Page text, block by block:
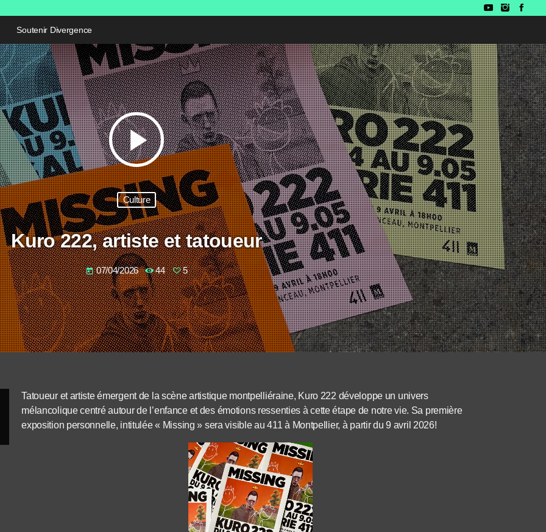
Soutenir Divergence
play_arrow
Culture
Kuro 222, artiste et tatoueur
today 07/04/2026 44 5
Tatoueur et artiste émergent de la scène artistique montpelliéraine, Kuro 222 développe un univers
mélancolique centré autour de l’enfance et des émotions ressenties à cette étape de notre vie. Sa première
exposition personnelle, intitulée « Missing » sera visible au 411 à Montpellier, à partir du 9 avril 2026!